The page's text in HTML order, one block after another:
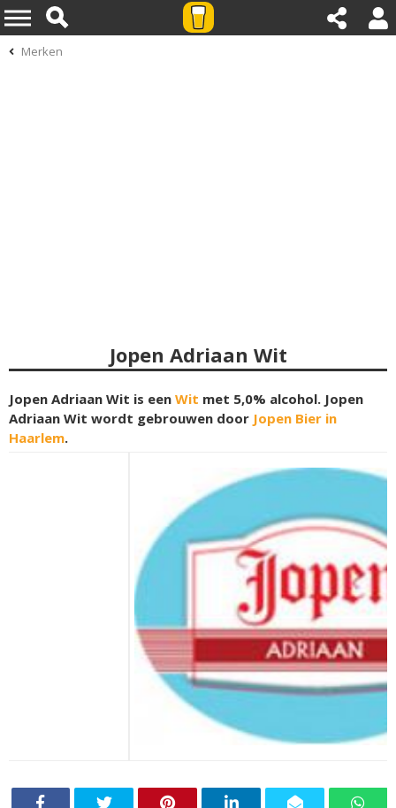
Merken
Jopen Adriaan Wit
Jopen Adriaan Wit is een Wit met 5,0% alcohol. Jopen
Adriaan Wit wordt gebrouwen door Jopen Bier in
Haarlem.